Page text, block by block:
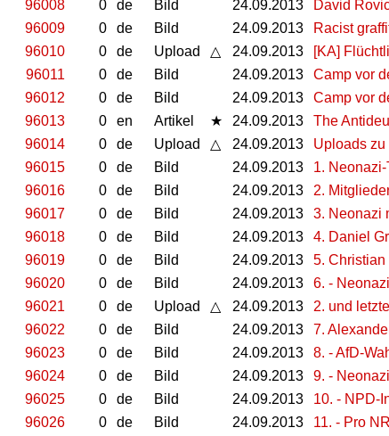
96008
0 de Bild 24.09.2013
David
96009
0 de Bild 24.09.2013
Racist
96010
0 de Upload △ 24.09.2013
[KA]
96011
0 de Bild 24.09.2013
Camp vor
96012
0 de Bild 24.09.2013
Camp vor
96013
0 en Artikel ★ 24.09.2013
The
96014
0 de Upload △ 24.09.2013
Uploads
96015
0 de Bild 24.09.2013
1.
96016
0 de Bild 24.09.2013
2.
96017
0 de Bild 24.09.2013
3. Neonazi
96018
0 de Bild 24.09.2013
4. Daniel
96019
0 de Bild 24.09.2013
5. Christian
96020
0 de Bild 24.09.2013
6. -
96021
0 de Upload △ 24.09.2013
2. und
96022
0 de Bild 24.09.2013
7.
96023
0 de Bild 24.09.2013
8. - AfD-
96024
0 de Bild 24.09.2013
9. -
96025
0 de Bild 24.09.2013
10. - NPD-
96026
0 de Bild 24.09.2013
11. - Pro